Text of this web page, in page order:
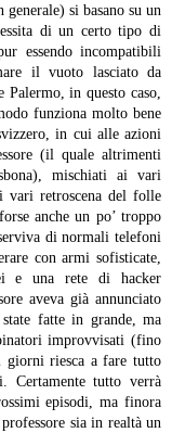
si basano su un
di un certo tipo di
essendo incompatibili
il vuoto lasciato da
in questo caso,
funziona molto bene
in cui alle azioni
(il quale altrimenti
mischiati ai vari
vari retroscena del folle
anche un po’ troppo
di normali telefoni
con armi sofisticate,
e una rete di hacker
aveva già annunciato
fatte in grande, ma
improvvisati (fino
giorni riesca a fare tutto
Certamente tutto verrà
episodi, ma finora
sia in realtà un